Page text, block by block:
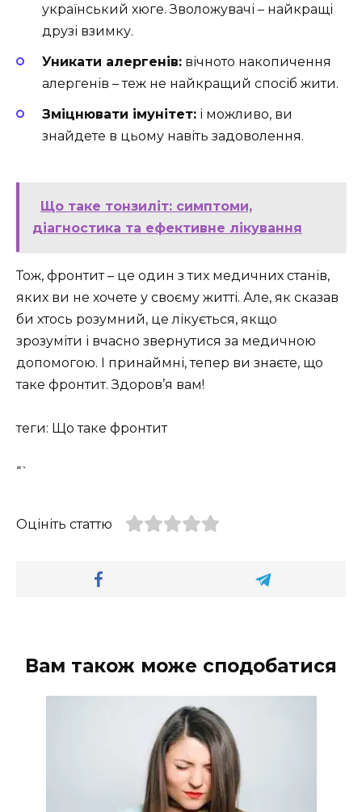
український хюге. Зволожувачі – найкращі
друзі взимку.
Уникати алергенів: вічното накопичення
алергенів – теж не найкращий спосіб жити.
Зміцнювати імунітет: і можливо, ви
знайдете в цьому навіть задоволення.
Що таке тонзиліт: симптоми,
діагностика та ефективне лікування
Тож, фронтит – це один з тих медичних станів,
яких ви не хочете у своєму житті. Але, як сказав
би хтось розумний, це лікується, якщо
зрозуміти і вчасно звернутися за медичною
допомогою. І принаймні, тепер ви знаєте, що
таке фронтит. Здоров’я вам!
теги: Що таке фронтит
“`
Оцініть статтю
Вам також може сподобатися